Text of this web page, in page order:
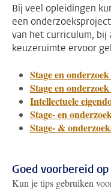
Bij veel opleidingen
een
van het curriculum, bij
keuzeruimte ervoor
Stage en
Stage en
Intellectuele
Stage- en
Stage- &
Goed voorbereid
Kun je tips gebruiken